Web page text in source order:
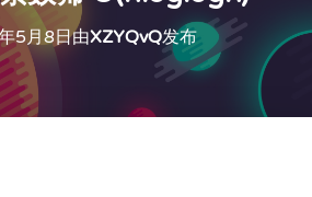
5月8日由XZYQvQ发布